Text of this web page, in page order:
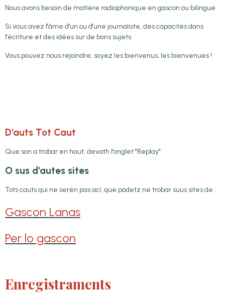
Nous avons besoin de matière radiophonique en gascon ou bilingue.
Si vous avez l'âme d'un ou d'une journaliste, des capacités dans
l'écriture et des idées sur de bons sujets.
Vous pouvez nous rejoindre, soyez les bienvenus, les bienvenues !
D'auts Tot Caut
Que son a trobar en haut, devath l'onglet "Replay".
O sus d'autes sites
Tots cauts qui ne serén pas ací, que pòdetz ne trobar suus sites de :
Gascon Lanas
Per lo gascon
Enregistraments